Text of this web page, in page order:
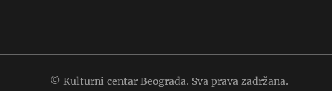
© Kulturni centar Beograda. Sva prava zadržana.